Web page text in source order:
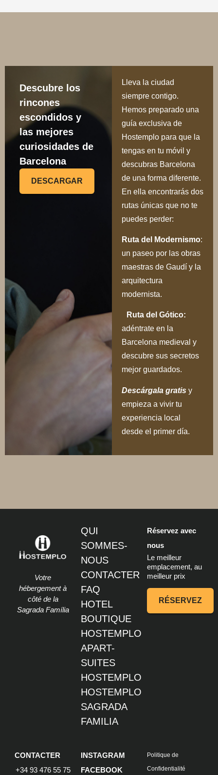
Descubre los
rincones
escondidos y
las mejores
curiosidades de
Barcelona
DESCARGAR
Lleva la ciudad
siempre contigo.
Hemos preparado una
guía exclusiva de
Hostemplo para que la
tengas en tu móvil y
descubras Barcelona
de una forma diferente.
En ella encontrarás dos
rutas únicas que no te
puedes perder:
Ruta del Modernismo:
un paseo por las obras
maestras de Gaudí y la
arquitectura
modernista.
Ruta del Gótico:
adéntrate en la
Barcelona medieval y
descubre sus secretos
mejor guardados.
Descárgala gratis y
empieza a vivir tu
experiencia local
desde el primer día.
Votre
hébergement à
côté de la
Sagrada Família
QUI
SOMMES-
NOUS
CONTACTER
FAQ
HOTEL
BOUTIQUE
HOSTEMPLO
APART-
SUITES
HOSTEMPLO
HOSTEMPLO
SAGRADA
FAMILIA
Réservez avec
nous
Le meilleur
emplacement, au
meilleur prix
RÉSERVEZ
CONTACTER
+34 93 476 55 75
INSTAGRAM
FACEBOOK
Politique de
Confidentialité